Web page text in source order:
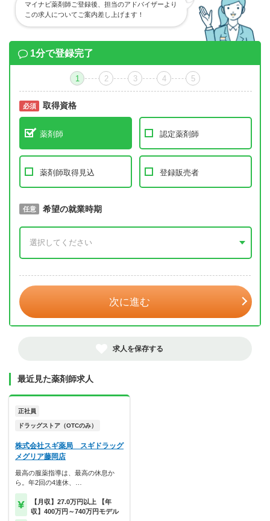
マイナビ薬剤師ご登録後、担当のアドバイザーより
この求人についてご案内差し上げます！
1分で登録完了
1 2 3 4 5
必須 取得資格
薬剤師 認定薬剤師
薬剤師取得見込 登録販売者
必須 取得予定年
任意 希望の就業時期
次に進む
求人を保存する
最近見た薬剤師求人
正社員
ドラッグストア（OTCのみ）
株式会社スギ薬局 スギドラッグ
メグリア藤岡店
最高の服薬指導は、最高の休息か
ら。年2回の4連休、…
【月収】27.0万円以上 【年
収】400万円～740万円モデル